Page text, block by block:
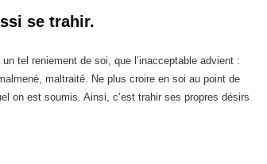
se trahir.
tel reniement de soi, que l’inacceptable advient :
maltraité. Ne plus croire en soi au point de
on est soumis. Ainsi, c’est trahir ses propres désirs